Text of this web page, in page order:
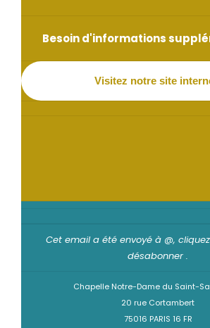
Besoin d'informations
Visitez notre site
Cet email a été envoyé à @,
désabonner .
Chapelle Notre-Dame du Saint-
20 rue Cortambert
75016 PARIS 16 FR